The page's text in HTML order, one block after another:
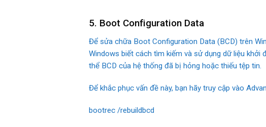
5. Boot Configuration Data
Để sửa chữa Boot Configuration Data (BCD) trên
Windows biết cách tìm kiếm và sử dụng dữ liệu khởi
thể BCD của hệ thống đã bị hỏng hoặc thiếu tệp tin.
Để khắc phục vấn đề này, bạn hãy truy cập vào
bootrec /rebuildbcd